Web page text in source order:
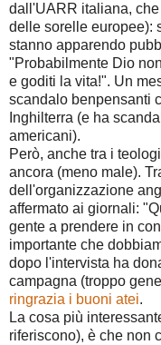
dall'UARR italiana,
delle sorelle europee):
stanno apparendo
"Probabilmente Dio
e goditi la vita!". Un
scandalo benpensanti
Inghilterra (e ha
americani).
Però, anche tra i
ancora (meno male).
dell'organizzazione
affermato ai giornali:
gente a prendere in
importante che
dopo l'intervista ha
campagna (troppo
ringrazia i buoni atei.
La cosa più
riferiscono), è che non